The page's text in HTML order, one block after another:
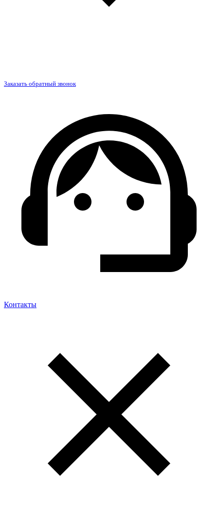
Заказать обратный звонок
Контакты